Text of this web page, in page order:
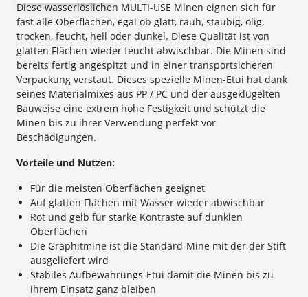
Diese wasserlöslichen MULTI-USE Minen eignen sich für
fast alle Oberflächen, egal ob glatt, rauh, staubig, ölig,
trocken, feucht, hell oder dunkel. Diese Qualität ist von
glatten Flächen wieder feucht abwischbar. Die Minen sind
bereits fertig angespitzt und in einer transportsicheren
Verpackung verstaut. Dieses spezielle Minen-Etui hat dank
seines Materialmixes aus PP / PC und der ausgeklügelten
Bauweise eine extrem hohe Festigkeit und schützt die
Minen bis zu ihrer Verwendung perfekt vor
Beschädigungen.
Vorteile und Nutzen:
Für die meisten Oberflächen geeignet
Auf glatten Flächen mit Wasser wieder abwischbar
Rot und gelb für starke Kontraste auf dunklen
Oberflächen
Die Graphitmine ist die Standard-Mine mit der der Stift
ausgeliefert wird
Stabiles Aufbewahrungs-Etui damit die Minen bis zu
ihrem Einsatz ganz bleiben